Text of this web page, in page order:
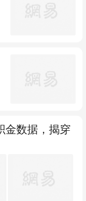
金数据，揭穿